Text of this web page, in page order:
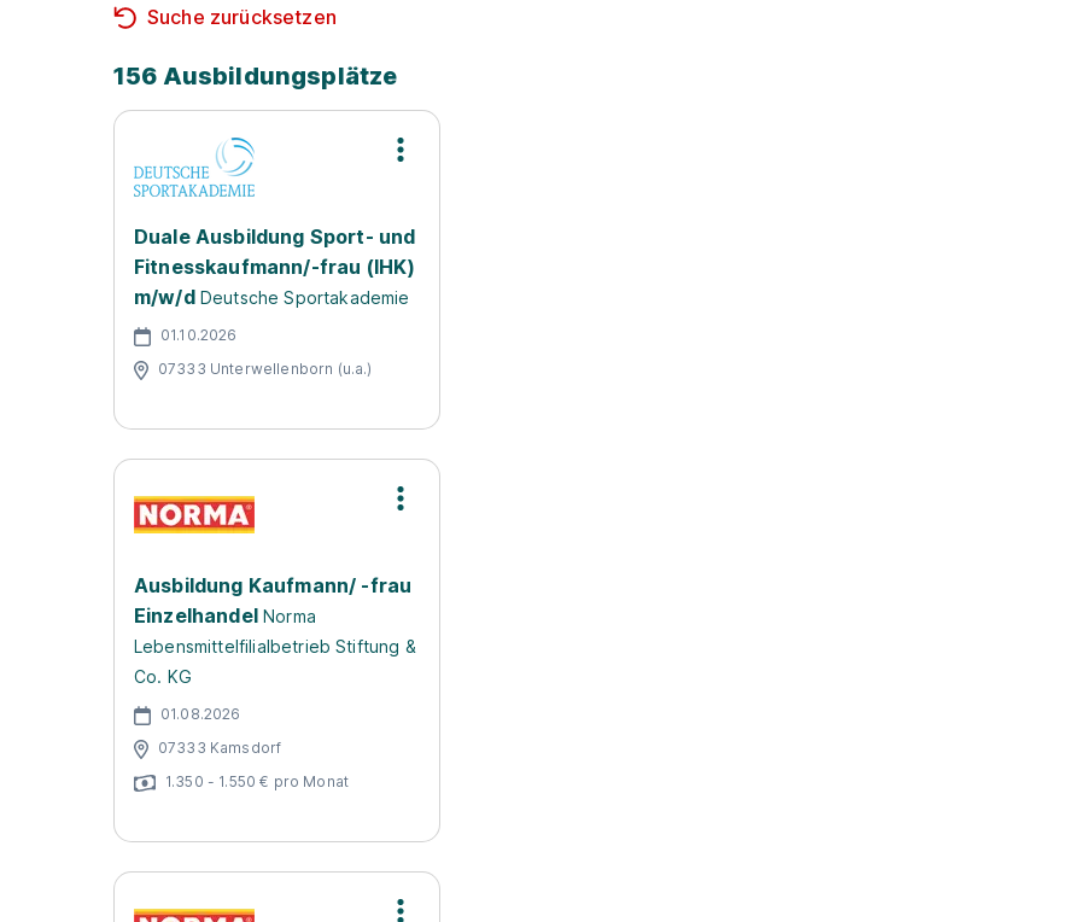
Suche zurücksetzen
156 Ausbildungsplätze
Duale Ausbildung Sport- und
Fitnesskaufmann/-frau (IHK)
m/w/d Deutsche Sportakademie
01.10.2026
07333 Unterwellenborn (u.a.)
Ausbildung Kaufmann/ -frau
Einzelhandel Norma
Lebensmittelfilialbetrieb Stiftung &
Co. KG
01.08.2026
07333 Kamsdorf
1.350 - 1.550 € pro Monat